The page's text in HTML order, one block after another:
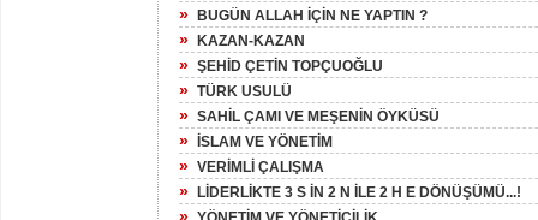
» BUGÜN ALLAH İÇİN NE YAPTIN ?
» KAZAN-KAZAN
» ŞEHİD ÇETİN TOPÇUOĞLU
» TÜRK USULÜ
» SAHİL ÇAMI VE MEŞENİN ÖYKÜSÜ
» İSLAM VE YÖNETİM
» VERİMLİ ÇALIŞMA
» LİDERLİKTE 3 S İN 2 N İLE 2 H E DÖNÜŞÜMÜ...!